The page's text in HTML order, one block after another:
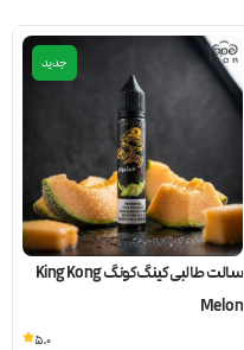
جدید
سالت طالبی کینگ کونگ King Kong
Melon
5.0